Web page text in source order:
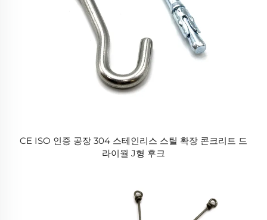
CE ISO 인증 공장 304 스테인리스 스틸 확장 콘크리트 드
라이월 J형 후크